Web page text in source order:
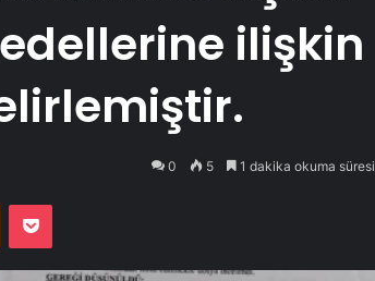
ilişkin
0 5 1 dakika okuma süresi
Odnoklassniki
Pocket